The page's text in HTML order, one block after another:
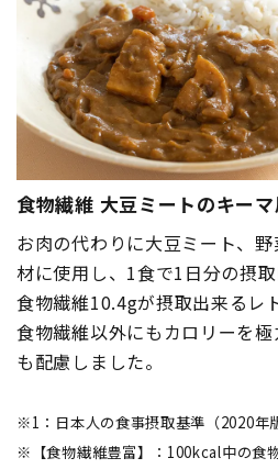
食物繊維 大豆ミートのキー
お肉の代わりに大豆ミート、
材に使用し、1食で1日分の摂
食物繊維10.4gが摂取出来るレ
食物繊維以外にもカロリーを
も配慮しました。
※1：日本人の食事摂取基準（2020年
※【食物繊維豊富】：100kcal中の食